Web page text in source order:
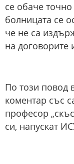
се обаче
болницата се
че не са
на договорите
По този повод
коментар със
професор
си, напускат